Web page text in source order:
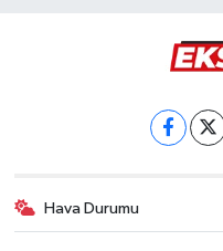
Hava Durumu